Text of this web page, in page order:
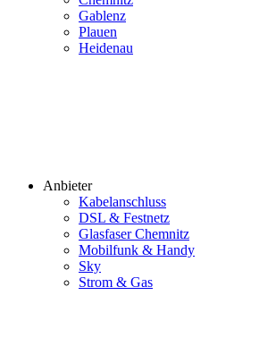
Gablenz
Plauen
Heidenau
Anbieter
Kabelanschluss
DSL & Festnetz
Glasfaser Chemnitz
Mobilfunk & Handy
Sky
Strom & Gas